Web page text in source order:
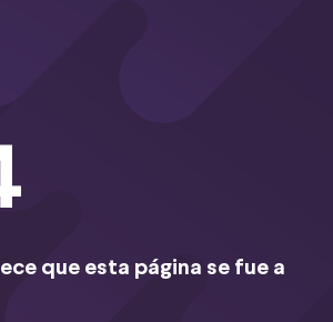
que esta página se fue a